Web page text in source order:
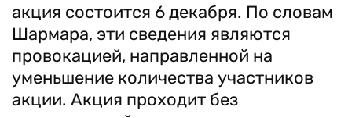
акция состоится 6 декабря. По словам
Шармара, эти сведения являются
провокацией, направленной на
уменьшение количества участников
акции. Акция проходит без